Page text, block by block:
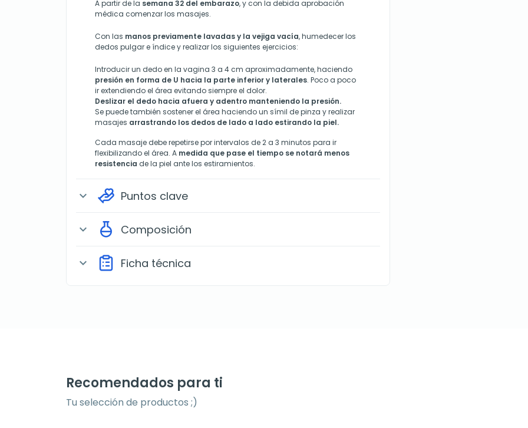
A partir de la semana 32 del embarazo, y con la debida aprobación
médica comenzar los masajes.
Con las manos previamente lavadas y la vejiga vacía, humedecer los
dedos pulgar e índice y realizar los siguientes ejercicios:
Introducir un dedo en la vagina 3 a 4 cm aproximadamente, haciendo
presión en forma de U hacia la parte inferior y laterales. Poco a poco
ir extendiendo el área evitando siempre el dolor.
Deslizar el dedo hacia afuera y adentro manteniendo la presión.
Se puede también sostener el área haciendo un símil de pinza y realizar
masajes arrastrando los dedos de lado a lado estirando la piel.
Cada masaje debe repetirse por intervalos de 2 a 3 minutos para ir
flexibilizando el área. A medida que pase el tiempo se notará menos
resistencia de la piel ante los estiramientos.
expand_more Puntos clave
expand_more Composición
expand_more Ficha técnica
Recomendados para ti
Tu selección de productos ;)